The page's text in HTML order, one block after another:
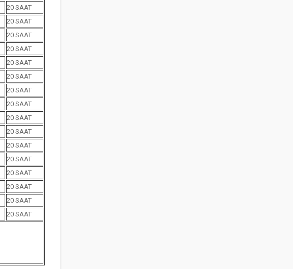
20 SAAT
20 SAAT
20 SAAT
20 SAAT
20 SAAT
20 SAAT
20 SAAT
20 SAAT
20 SAAT
20 SAAT
20 SAAT
20 SAAT
20 SAAT
20 SAAT
20 SAAT
20 SAAT